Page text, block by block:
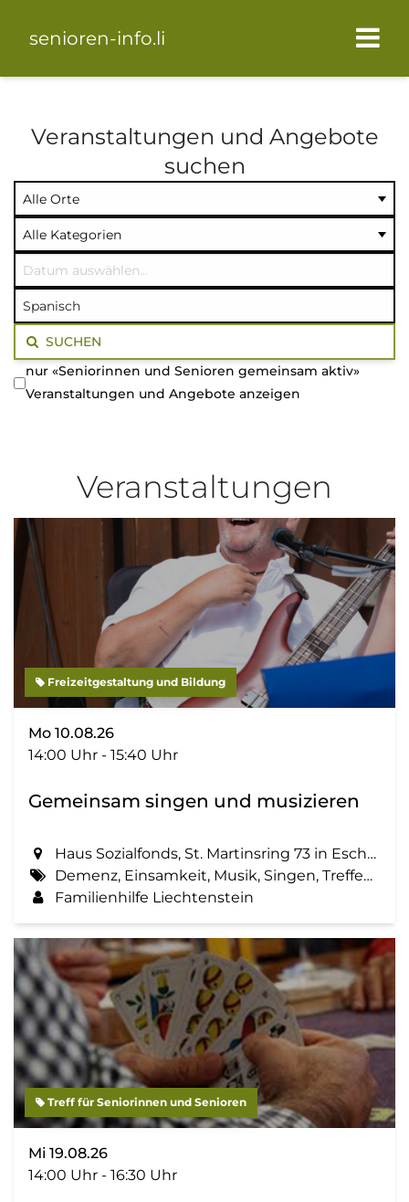
senioren-info.li
Veranstaltungen und Angebote
suchen
auswählen
auswählen
auswählen
Volltextsuche
SUCHEN
nur «Seniorinnen und Senioren gemeinsam aktiv»
Veranstaltungen und Angebote anzeigen
Veranstaltungen
Freizeitgestaltung und Bildung
Mo 10.08.26
14:00 Uhr - 15:40 Uhr
Gemeinsam singen und musizieren
Haus Sozialfonds, St. Martinsring 73 in Eschen
Demenz, Einsamkeit, Musik, Singen, Treffen, Zemma tua - Senioren gemeinsam aktiv
Familienhilfe Liechtenstein
Treff für Seniorinnen und Senioren
Mi 19.08.26
14:00 Uhr - 16:30 Uhr